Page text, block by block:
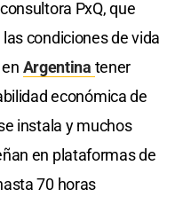
PxQ, que
condiciones de vida
Argentina tener
económica de
instala y muchos
en plataformas de
70 horas